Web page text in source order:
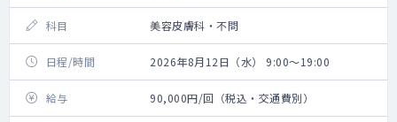
科目 美容皮膚科・不問
日程/時間 2026年8月12日（水） 9:00～19:00
給与 90,000円/回（税込・交通費別）